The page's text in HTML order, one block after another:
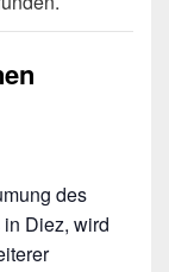
des
Diez, wird